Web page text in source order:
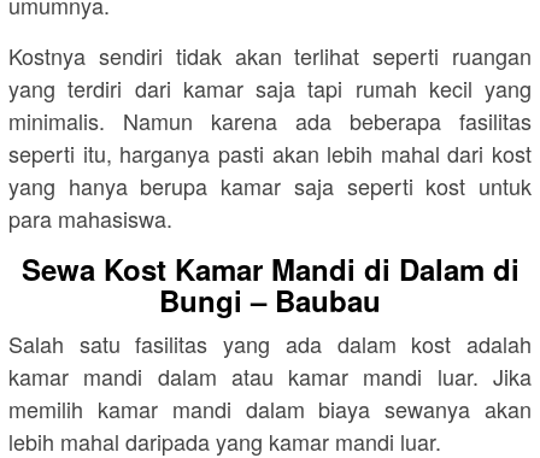
Kostnya sendiri tidak akan terlihat seperti ruangan
yang terdiri dari kamar saja tapi rumah kecil yang
minimalis. Namun karena ada beberapa fasilitas
seperti itu, harganya pasti akan lebih mahal dari kost
yang hanya berupa kamar saja seperti kost untuk
para mahasiswa.
Sewa Kost Kamar Mandi di Dalam di
Bungi – Baubau
Salah satu fasilitas yang ada dalam kost adalah
kamar mandi dalam atau kamar mandi luar. Jika
memilih kamar mandi dalam biaya sewanya akan
lebih mahal daripada yang kamar mandi luar.